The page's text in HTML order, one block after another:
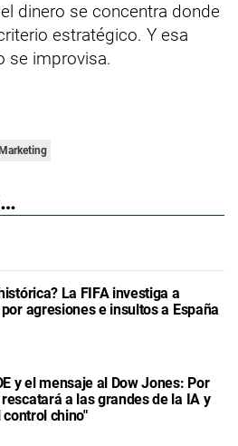
dinero se concentra donde
estratégico. Y esa
se improvisa.
Marketing
La FIFA investiga a
agresiones e insultos a España
y el mensaje al Dow Jones: Por
rescatará a las grandes de la IA y
chino"